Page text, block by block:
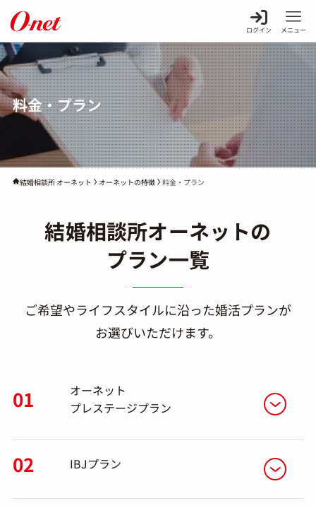
ログイン メニュー
料金・プラン
結婚相談所 オーネット オーネットの特徴 料金・プラン
結婚相談所オーネットの
プラン一覧
ご希望やライフスタイルに沿った婚活プランが
お選びいただけます。
01
オーネット
プレステージプラン
02 IBJプラン